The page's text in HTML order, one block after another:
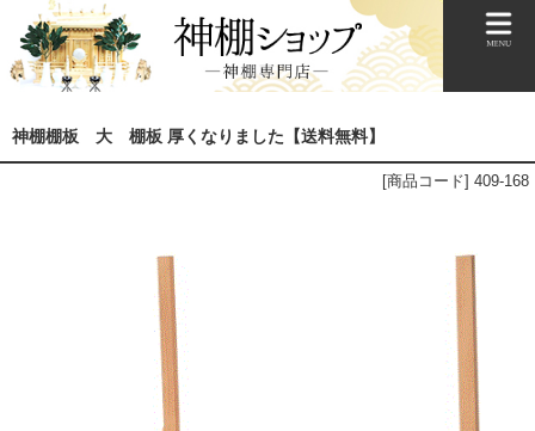
神棚棚板 大 棚板 厚くなりました【送料無料】
[商品コード] 409-168